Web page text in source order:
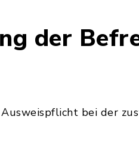
der
bei der